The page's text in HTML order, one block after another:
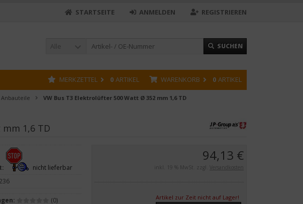
REGISTRIEREN
ANMELDEN
STARTSEITE
Alle SUCHEN
WARENKORB 0 ARTIKEL
MERKZETTEL 0 ARTIKEL
Anbauteile VW Bus T3 Elektrolüfter 500 Watt Ø 352 mm 1,6 TD
1,6 TD
94,13 €
inkl. 19 % MwSt. zzgl. Versandkosten
Artikel zur Zeit nicht auf Lager!
nicht lieferbar
(0)